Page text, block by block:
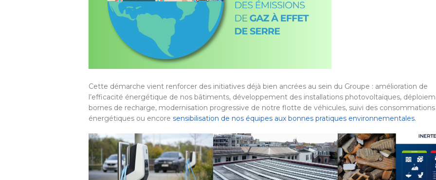
Cette démarche vient renforcer des initiatives déjà bien ancrées au sein du Groupe : amélioration de
l’efficacité énergétique de nos bâtiments, développement des installations photovoltaïques,
bornes de recharge, modernisation progressive de notre flotte de véhicules, suivi des consommations
énergétiques ou encore sensibilisation de nos équipes aux bonnes pratiques environnementales.